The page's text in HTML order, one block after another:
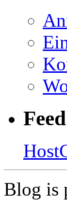
Blog is